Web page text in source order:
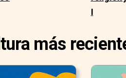
I
más